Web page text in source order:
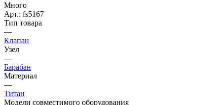
Много
Арт.: fs5167
Тип товара
—
Клапан
Узел
—
Барабан
Материал
—
Титан
Модели совместимого оборудования